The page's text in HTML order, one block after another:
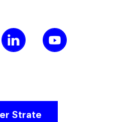
Strate